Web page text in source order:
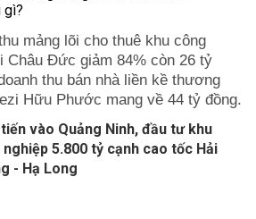
mảng lõi cho thuê khu công
Châu Đức giảm 84% còn 26 tỷ
thu bán nhà liền kề thương
Hữu Phước mang về 44 tỷ đồng.
vào Quảng Ninh, đầu tư khu
5.800 tỷ cạnh cao tốc Hải
- Hạ Long